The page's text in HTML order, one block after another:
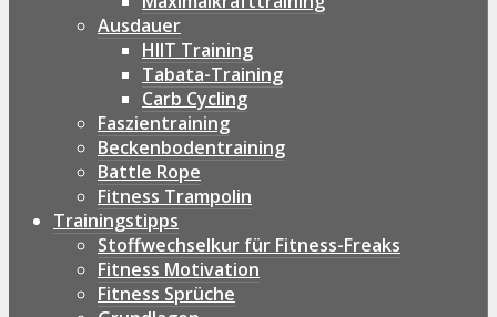
Ausdauer
HIIT Training
Tabata-Training
Carb Cycling
Faszientraining
Beckenbodentraining
Battle Rope
Fitness Trampolin
Trainingstipps
Stoffwechselkur für Fitness-Freaks
Fitness Motivation
Fitness Sprüche